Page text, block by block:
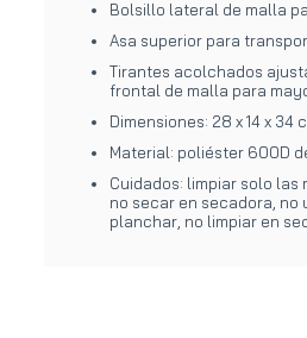
Bolsillo lateral de malla
Asa superior para
Tirantes acolchados
frontal de malla para
Dimensiones: 28 x 14 x 34
Material: poliéster 600D
Cuidados: limpiar solo las
no secar en secadora, no
planchar, no limpiar en